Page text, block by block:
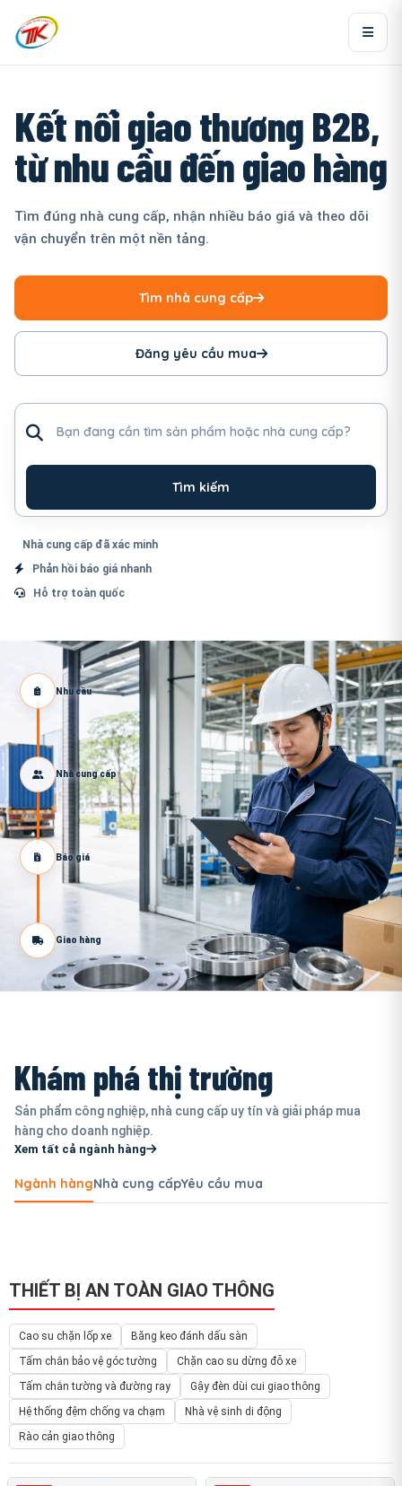
Kết nối giao thương B2B,
từ nhu cầu đến giao hàng
Tìm đúng nhà cung cấp, nhận nhiều báo giá và theo dõi
vận chuyển trên một nền tảng.
Tìm nhà cung cấp
Đăng yêu cầu mua
Tìm kiếm
Nhà cung cấp đã xác minh
Phản hồi báo giá nhanh
Hỗ trợ toàn quốc
Nhu cầu
Nhà cung cấp
Báo giá
Giao hàng
Khám phá thị trường
Sản phẩm công nghiệp, nhà cung cấp uy tín và giải pháp mua
hàng cho doanh nghiệp.
Xem tất cả ngành hàng
Ngành hàngNhà cung cấpYêu cầu mua
THIẾT BỊ AN TOÀN GIAO THÔNG
Cao su chặn lốp xe
Băng keo đánh dấu sàn
Tấm chắn bảo vệ góc tường
Chặn cao su dừng đỗ xe
Tấm chắn tường và đường ray
Gậy đèn dùi cui giao thông
Hệ thống đệm chống va chạm
Nhà vệ sinh di động
Rào cản giao thông